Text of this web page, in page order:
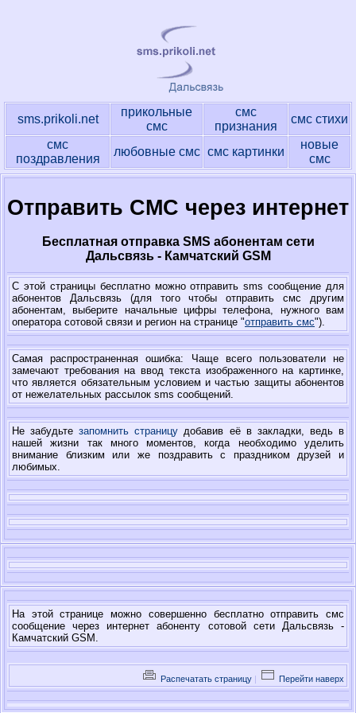
sms.prikoli.net
прикольные
смс
смс
признания
смс стихи
смс
поздравления
любовные смс смс картинки
новые
смс
Отправить СМС через интернет
Бесплатная отправка SMS абонентам сети
Дальсвязь - Камчатский GSM
С этой страницы бесплатно можно отправить sms сообщение для
абонентов Дальсвязь (для того чтобы отправить смс другим
абонентам, выберите начальные цифры телефона, нужного вам
оператора сотовой связи и регион на странице "отправить смс").
Самая распространенная ошибка: Чаще всего пользователи не
замечают требования на ввод текста изображенного на картинке,
что является обязательным условием и частью защиты абонентов
от нежелательных рассылок sms сообщений.
Не забудьтезапомнить страницу добавив её в закладки, ведь в
нашей жизни так много моментов, когда необходимо уделить
внимание близким или же поздравить с праздником друзей и
любимых.
На этой странице можно совершенно бесплатно отправить смс
сообщение через интернет абоненту сотовой сети Дальсвязь -
Камчатский GSM.
Распечатать страницу | Перейти наверх